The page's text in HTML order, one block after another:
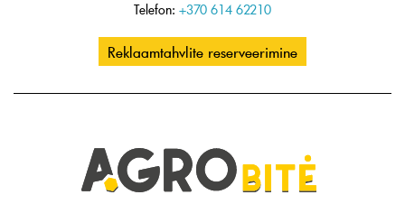
Telefon: +370 614 62210
Reklaamtahvlite reserveerimine